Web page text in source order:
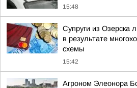
15:48
Супруги из Озерска
в результате
схемы
15:42
Агроном Элеонора